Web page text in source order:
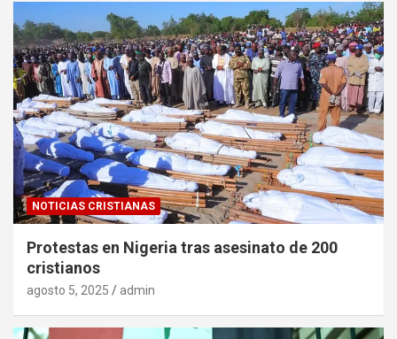
NOTICIAS CRISTIANAS
Protestas en Nigeria tras asesinato de 200
cristianos
agosto 5, 2025 admin